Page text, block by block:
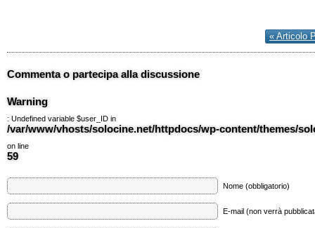
« Articolo
Commenta o partecipa alla discussione
Warning
: Undefined variable $user_ID in
/var/www/vhosts/solocine.net/httpdocs/wp-content/themes/
on line
59
Nome (obbligatorio)
E-mail (non verrà